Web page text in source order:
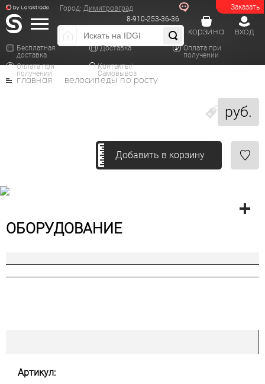
Заказать
Город: Димитровград
8-910-253-36-36
Бесплатная
доставка
Доставка
Оплата при
получении
Оплата при
получении
Контакты/
Самовывоз
вход
корзина
руб.
главная велосипеды по росту
Добавить в корзину
ОБОРУДОВАНИЕ
Артикул: